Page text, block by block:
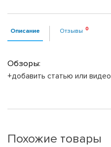
Описание Отзывы
Обзоры:
+добавить статью или видео
Похожие товары